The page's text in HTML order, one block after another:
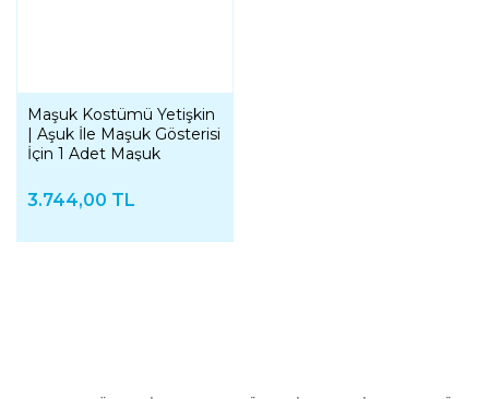
Maşuk Kostümü Yetişkin
| Aşuk İle Maşuk Gösterisi
İçin 1 Adet Maşuk
3.744,00 TL